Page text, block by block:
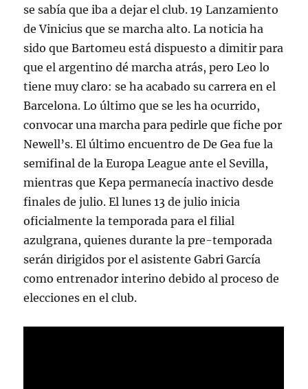
se sabía que iba a dejar el club. 19 Lanzamiento
de Vinicius que se marcha alto. La noticia ha
sido que Bartomeu está dispuesto a dimitir para
que el argentino dé marcha atrás, pero Leo lo
tiene muy claro: se ha acabado su carrera en el
Barcelona. Lo último que se les ha ocurrido,
convocar una marcha para pedirle que fiche por
Newell’s. El último encuentro de De Gea fue la
semifinal de la Europa League ante el Sevilla,
mientras que Kepa permanecía inactivo desde
finales de julio. El lunes 13 de julio inicia
oficialmente la temporada para el filial
azulgrana, quienes durante la pre-temporada
serán dirigidos por el asistente Gabri García
como entrenador interino debido al proceso de
elecciones en el club.